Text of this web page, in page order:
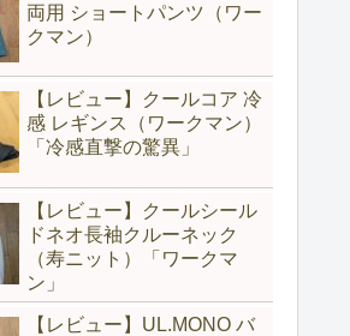
両用 ショートパンツ（ワー
クマン）
【レビュー】クールコア 冷
感 レギンス（ワークマン）
「冷感直撃の驚異」
【レビュー】クールシール
ドネオ長袖クルーネック
（寿ニット）「ワークマ
ン」
【レビュー】UL.MONO バ